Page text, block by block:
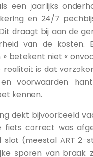
een jaarlijks
en 24/7
draagt bij aan de
van de kosten.
» betekent niet «
is dat
en voorwaarden
kennen.
dekt bijvoorbeeld
fiets correct was
slot (meestal ART 2-
sporen van braak